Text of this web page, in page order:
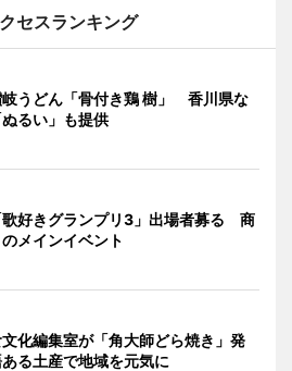
セスランキング
岐うどん「骨付き鶏 樹」 香川県な
ぬるい」も提供
歌好きグランプリ3」出場者募る 商
メインイベント
化編集室が「角大師どら焼き」発
る土産で地域を元気に